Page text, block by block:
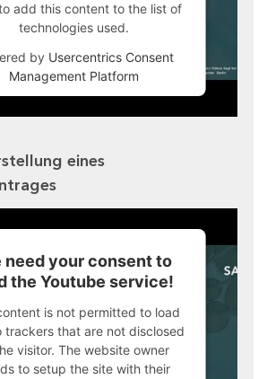
add this content to the list of
technologies used.
by Usercentrics Consent
Management Platform
eines
need your consent to
the Youtube service!
is not permitted to load
trackers that are not disclosed
visitor. The website owner
to setup the site with their